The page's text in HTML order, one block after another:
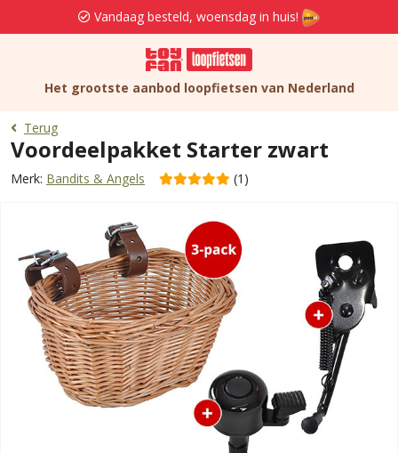
Vandaag besteld, woensdag in huis!
Het grootste aanbod loopfietsen van Nederland
Terug
Voordeelpakket Starter zwart
Merk: Bandits & Angels (1)